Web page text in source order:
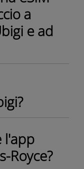
a
e ad
l'app
Royce?